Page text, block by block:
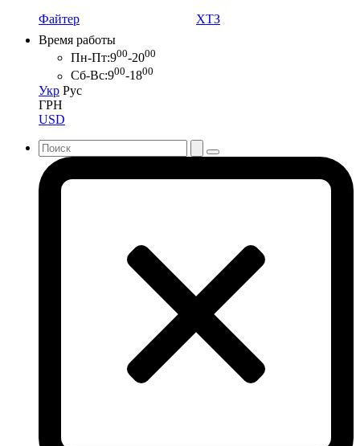
Файтер
ХТЗ
Время работы
Пн-Пт:900-2000
Сб-Вс:900-1800
Укр Рус
ГРН
USD